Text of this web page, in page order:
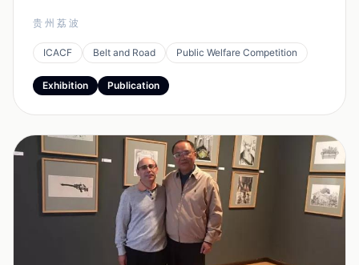
专家指出，这是迄今为止，中俄动画最大规模的交流活...
贵州荔波
ICACF Belt and Road Public Welfare Competition
Exhibition Publication